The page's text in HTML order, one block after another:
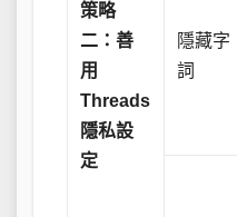
策略
二：善
用
Threads
隱私設
定
隱藏字
詞